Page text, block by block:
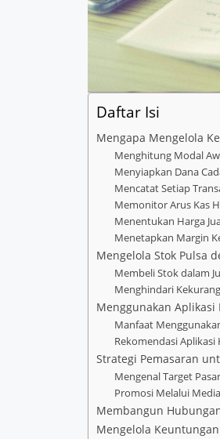
Daftar Isi
Mengapa Mengelola
Menghitung Modal
Menyiapkan Dana
Mencatat Setiap
Memonitor Arus Kas
Menentukan Harga
Menetapkan Margin
Mengelola Stok Pulsa
Membeli Stok dalam
Menghindari
Menggunakan
Manfaat
Rekomendasi Aplikasi
Strategi Pemasaran
Mengenal Target Pasar
Promosi Melalui
Membangun
Mengelola